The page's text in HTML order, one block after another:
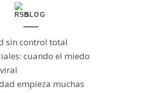
BLOG
sin control total
cuando el miedo
empieza muchas